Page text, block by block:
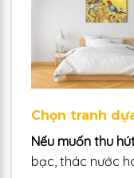
Chọn tranh
Nếu muốn thu
bạc, thác nước